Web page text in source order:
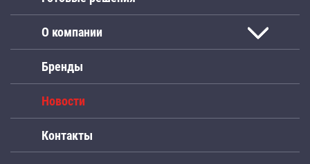
О компании
Бренды
Новости
Контакты